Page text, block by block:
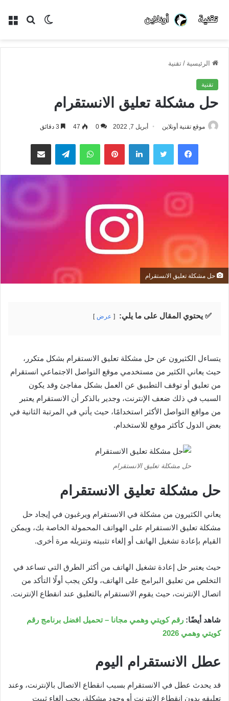
بحث الوضع
الرئيسية / تقنية
تقنية
حل مشكلة تعليق الانستقرام
موقع تقنية أونلاين أبريل 7, 2022 0
47
فيسبوك تويتر لينكدإن بينتيريستواتساب تيلقرام مشاركة عبر البريد
حل مشكلة تعليق الانستقرام
✅ يحتوي المقال على ما يلي: عرض
يتساءل الكثيرون عن حل مشكلة تعليق الانستقرام بشكل متكرر،
حيث يعاني الكثير من مستخدمي موقع التواصل الاجتماعي انستقرام
من تعليق أو توقف التطبيق عن العمل بشكل مفاجئ وقد يكون
السبب في ذلك ضعف الإنترنت، وجدير بالذكر أن الانستقرام يعتبر
من مواقع التواصل الأكثر استخدامًا، حيث يأتي في المرتبة الثانية في
بعض الدول كأكثر موقع للاستخدام.
حل مشكلة تعليق الانستقرام
حل مشكلة تعليق الانستقرام
يعاني الكثيرون من مشكلة في الانستقرام ويرغبون في إيجاد حل
مشكلة تعليق الانستقرام على الهواتف المحمولة الخاصة بك، ويمكن
القيام بإعادة تشغيل الهاتف أو إلغاء تثبيته وتنزيله مرة أخرى.
حيث يعتبر حل إعادة تشغيل الهاتف من أكثر الطرق التي تساعد في
التخلص من تعليق البرامج على الهاتف، ولكن يجب أولًا التأكد من
اتصال الإنترنت، حيث يقوم الانستقرام بالتعليق عند انقطاع الإنترنت.
شاهد أيضًا: رقم كويتي وهمي مجانا – تحميل افضل برنامج رقم
كويتي وهمي 2026
عطل الانستقرام اليوم
قد يحدث عطل في الانستقرام بسبب انقطاع الاتصال بالإنترنت، وعند
تعليقه بدون انقطاع الإنترنت أو وجود مشكلة، يجب إلغاء ثبيت